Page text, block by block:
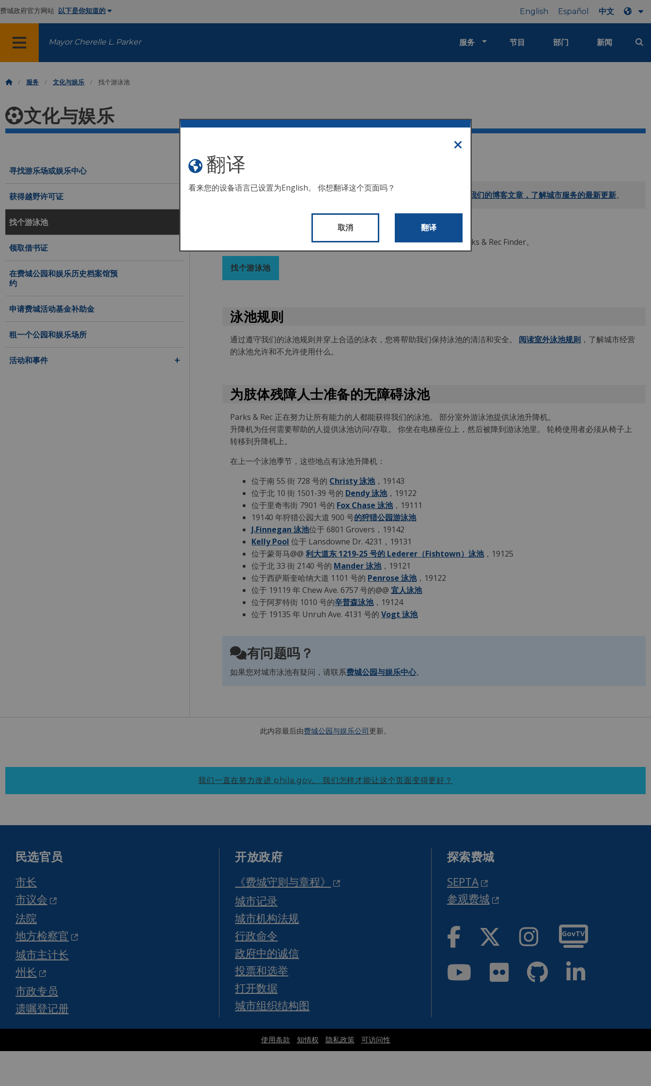
费城政府官方网站 以下是你知道的 English Español 中文
菜单Mayor Cherelle L. Parker 服务 节目 部门 新闻
服务 文化与娱乐 找个游泳池
文化与娱乐
寻找游乐场或娱乐中心
获得越野许可证
找个游泳池
领取借书证
在费城公园和娱乐历史档案馆预
约
申请费城活动基金补助金
租一个公园和娱乐场所
活动和事件
找个游泳池
由于 Code Purple 空气质量警报，游泳池和喷雾场今天关闭。 请阅读我们的博客文章，了解城市服务的最新更新。
公司在费城拥有60多个室外游泳池。
泳池通常在六月下旬开始开放。 要查找有关泳池的更多信息，请使用 Parks & Rec Finder。
找个游泳池
泳池规则
通过遵守我们的泳池规则并穿上合适的泳衣，您将帮助我们保持泳池的清洁和安全。 阅读室外泳池规则 ，了解城市经营
的泳池允许和不允许使用什么。
为肢体残障人士准备的无障碍泳池
Parks & Rec 正在努力让所有能力的人都能获得我们的泳池。 部分室外游泳池提供泳池升降机。
升降机为任何需要帮助的人提供泳池访问/存取。 你坐在电梯座位上，然后被降到游泳池里。 轮椅使用者必须从椅子上
转移到升降机上。
在上一个泳池季节，这些地点有泳池升降机：
位于南 55 街 728 号的 Christy 泳池，19143
位于北 10 街 1501-39 号的 Dendy 泳池，19122
位于里奇韦街 7901 号的 Fox Chase 泳池，19111
19140 年狩猎公园大道 900 号的狩猎公园游泳池
J.Finnegan 泳池位于 6801 Grovers，19142
Kelly Pool 位于 Lansdowne Dr. 4231 ，19131
位于蒙哥马@@利大道东 1219-25 号的 Lederer（Fishtown）泳池，19125
位于北 33 街 2140 号的 Mander 泳池，19121
位于西萨斯奎哈纳大道 1101 号的 Penrose 泳池，19122
位于 19119 年 Chew Ave. 6757 号的@@宜人泳池
位于阿罗特街 1010 号的辛普森泳池，19124
位于 19135 年 Unruh Ave. 4131 号的 Vogt 泳池
有问题吗？
如果您对城市泳池有疑问，请联系费城公园与娱乐中心。
此内容最后由费城公园与娱乐公司更新。
我们一直在努力改进 phila.gov。 我们怎样才能让这个页面变得更好？
民选官员
市长
市议会
法院
地方检察官
城市主计长
州长
市政专员
遗嘱登记册
开放政府
《费城守则与章程》
城市记录
城市机构法规
行政命令
政府中的诚信
投票和选举
打开数据
城市组织结构图
探索费城
SEPTA
参观费城
脸书 推特 InstagGovTV
优酷 Flickr GitH 领英
使用条款 知情权 隐私政策 可访问性
翻译
看来您的设备语言已设置为English。 你想翻译这个页面吗？
取消 翻译